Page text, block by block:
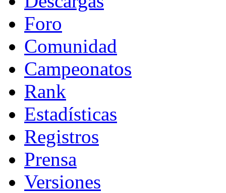
Foro
Comunidad
Campeonatos
Rank
Estadísticas
Registros
Prensa
Versiones